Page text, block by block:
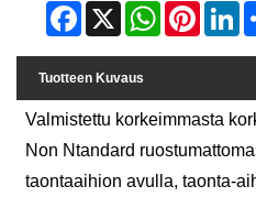
Facebook WhatsAppPinterest
Tuotteen Kuvaus
Valmistettu korkeimmasta
Non Ntandard
taontaaihion avulla, taonta-